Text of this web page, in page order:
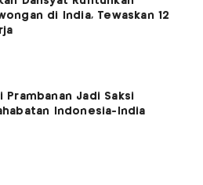
di India, Tewaskan 12
Prambanan Jadi Saksi
Indonesia-India